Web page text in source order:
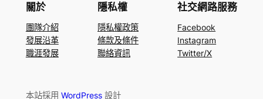
關於
團隊介紹
發展沿革
職涯發展
隱私權
隱私權政策
條款及條件
聯絡資訊
社交網路服務
Facebook
Instagram
Twitter/X
本站採用 WordPress設計